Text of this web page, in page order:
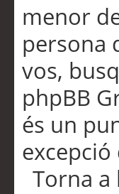
menor
persona
vos,
phpBB
és un
Torna a